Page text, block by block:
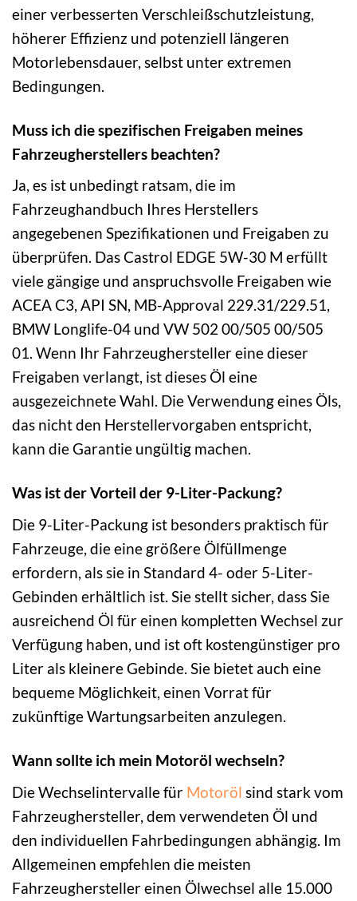
einer verbesserten Verschleißschutzleistung,
höherer Effizienz und potenziell längeren
Motorlebensdauer, selbst unter extremen
Bedingungen.
Muss ich die spezifischen Freigaben meines
Fahrzeugherstellers beachten?
Ja, es ist unbedingt ratsam, die im
Fahrzeughandbuch Ihres Herstellers
angegebenen Spezifikationen und Freigaben zu
überprüfen. Das Castrol EDGE 5W-30 M erfüllt
viele gängige und anspruchsvolle Freigaben wie
ACEA C3, API SN, MB-Approval 229.31/229.51,
BMW Longlife-04 und VW 502 00/505 00/505
01. Wenn Ihr Fahrzeughersteller eine dieser
Freigaben verlangt, ist dieses Öl eine
ausgezeichnete Wahl. Die Verwendung eines Öls,
das nicht den Herstellervorgaben entspricht,
kann die Garantie ungültig machen.
Was ist der Vorteil der 9-Liter-Packung?
Die 9-Liter-Packung ist besonders praktisch für
Fahrzeuge, die eine größere Ölfüllmenge
erfordern, als sie in Standard 4- oder 5-Liter-
Gebinden erhältlich ist. Sie stellt sicher, dass Sie
ausreichend Öl für einen kompletten Wechsel zur
Verfügung haben, und ist oft kostengünstiger pro
Liter als kleinere Gebinde. Sie bietet auch eine
bequeme Möglichkeit, einen Vorrat für
zukünftige Wartungsarbeiten anzulegen.
Wann sollte ich mein Motoröl wechseln?
Die Wechselintervalle für Motoröl sind stark vom
Fahrzeughersteller, dem verwendeten Öl und
den individuellen Fahrbedingungen abhängig. Im
Allgemeinen empfehlen die meisten
Fahrzeughersteller einen Ölwechsel alle 15.000